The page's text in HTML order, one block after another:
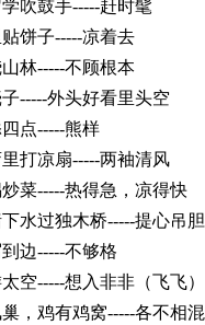
吹鼓手-----赶时髦
饼子-----凉着去
林-----不顾根本
-----外头好看里头空
点-----熊样
打凉扇-----两袖清风
菜-----热得急，凉得快
水过独木桥-----提心吊胆
边-----不够格
空-----想入非非（飞飞）
，鸡有鸡窝-----各不相混